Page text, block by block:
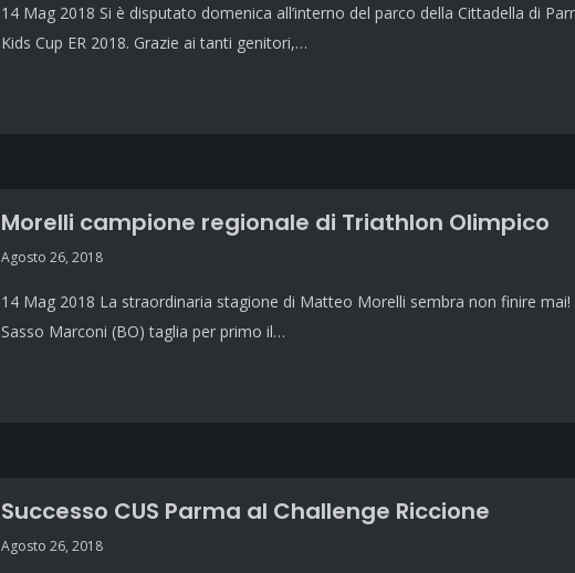
14 Mag 2018 Si è disputato domenica all’interno del parco della Cittadella di
Kids Cup ER 2018. Grazie ai tanti genitori,…
Morelli campione regionale di Triathlon Olimpico
Agosto 26, 2018
14 Mag 2018 La straordinaria stagione di Matteo Morelli sembra non finire
Sasso Marconi (BO) taglia per primo il…
Successo CUS Parma al Challenge Riccione
Agosto 26, 2018